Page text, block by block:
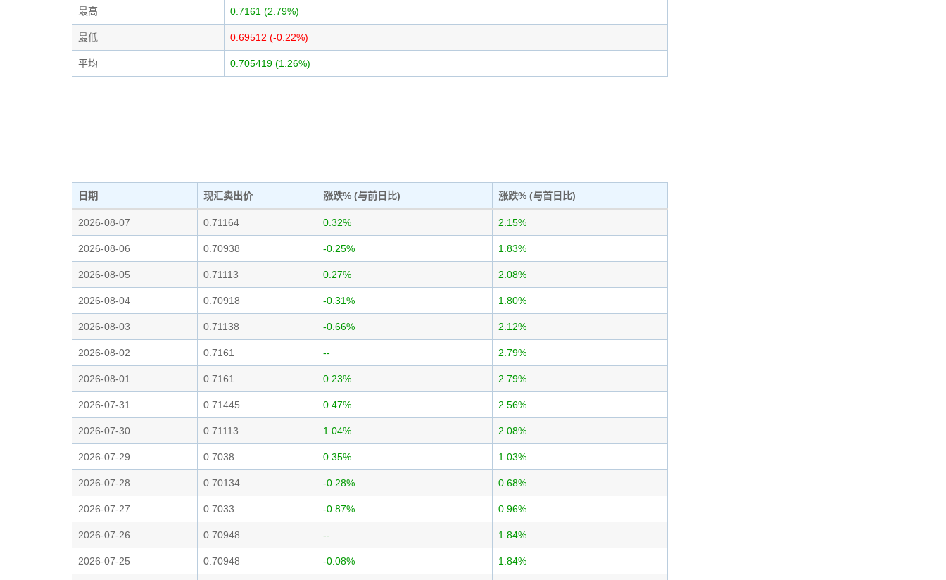
最高 0.7161 (2.79%)
最低 0.69512 (-0.22%)
平均 0.705419 (1.26%)
日期 现汇卖出价 涨跌% (与前日比) 涨跌% (与首日比)
2026-08-07 0.71164 0.32% 2.15%
2026-08-06 0.70938 -0.25% 1.83%
2026-08-05 0.71113 0.27% 2.08%
2026-08-04 0.70918 -0.31% 1.80%
2026-08-03 0.71138 -0.66% 2.12%
2026-08-02 0.7161 -- 2.79%
2026-08-01 0.7161 0.23% 2.79%
2026-07-31 0.71445 0.47% 2.56%
2026-07-30 0.71113 1.04% 2.08%
2026-07-29 0.7038 0.35% 1.03%
2026-07-28 0.70134 -0.28% 0.68%
2026-07-27 0.7033 -0.87% 0.96%
2026-07-26 0.70948 -- 1.84%
2026-07-25 0.70948 -0.08% 1.84%